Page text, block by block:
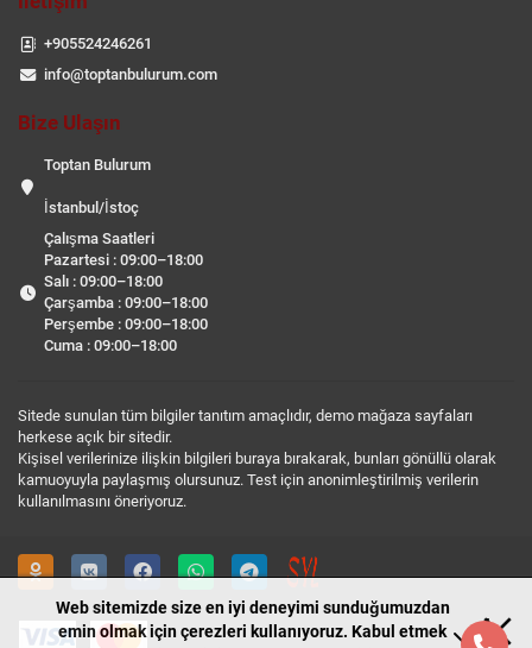
+905524246261
info@toptanbulurum.com
Bize Ulaşın
Toptan Bulurum
İstanbul/İstoç
Çalışma Saatleri
Pazartesi : 09:00–18:00
Salı : 09:00–18:00
Çarşamba : 09:00–18:00
Perşembe : 09:00–18:00
Cuma : 09:00–18:00
Sitede sunulan tüm bilgiler tanıtım amaçlıdır, demo mağaza sayfaları
herkese açık bir sitedir.
Kişisel verilerinize ilişkin bilgileri buraya bırakarak, bunları gönüllü olarak
kamuoyuyla paylaşmış olursunuz. Test için anonimleştirilmiş verilerin
kullanılmasını öneriyoruz.
Web sitemizde size en iyi deneyimi sunduğumuzdan
emin olmak için çerezleri kullanıyoruz. Kabul etmek